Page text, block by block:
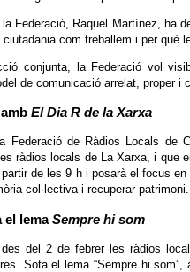
la Federació, Raquel Martínez, ha
com treballem i per què
conjunta, la Federació vol
de comunicació arrelat, proper
El Dia R de la Xarxa
Federació de Ràdios Locals de
ràdios locals de La Xarxa, i que
de les 9 h i posarà el focus
col·lectiva i recuperar patrimoni.
el lemaSempre hi som
del 2 de febrer les ràdios
Sota el lema “Sempre hi